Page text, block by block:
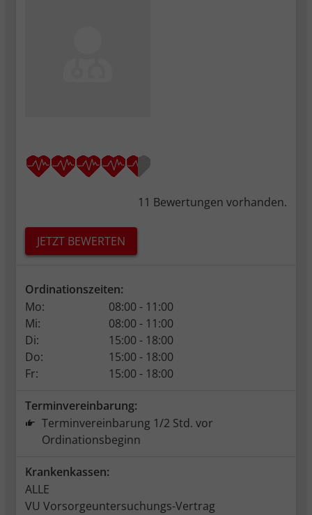
11 Bewertungen vorhanden.
JETZT BEWERTEN
Ordinationszeiten:
Mo:
08:00 - 11:00
Mi:
08:00 - 11:00
Di:
15:00 - 18:00
Do:
15:00 - 18:00
Fr:
15:00 - 18:00
Terminvereinbarung:
Terminvereinbarung 1/2 Std. vor
Ordinationsbeginn
Krankenkassen:
ALLE
VU Vorsorgeuntersuchungs-Vertrag
_pk_ses.*, _pk_cvar.*, _pk_hsr.*
Kurzlebige Cookies, mit denen nicht-
Besuch vorübergehend gespeichert